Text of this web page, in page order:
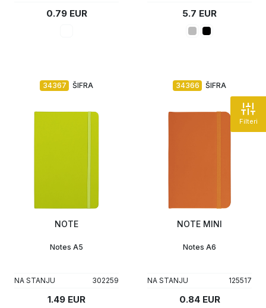
Filteri
0.79 EUR 5.7 EUR
ŠIFRA
34367
NOTE
Notes A5
NA STANJU 302259
1.49 EUR
ŠIFRA
34366
NOTE MINI
Notes A6
NA STANJU 125517
0.84 EUR